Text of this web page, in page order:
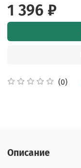
(0)
1 396 ₽
Описание